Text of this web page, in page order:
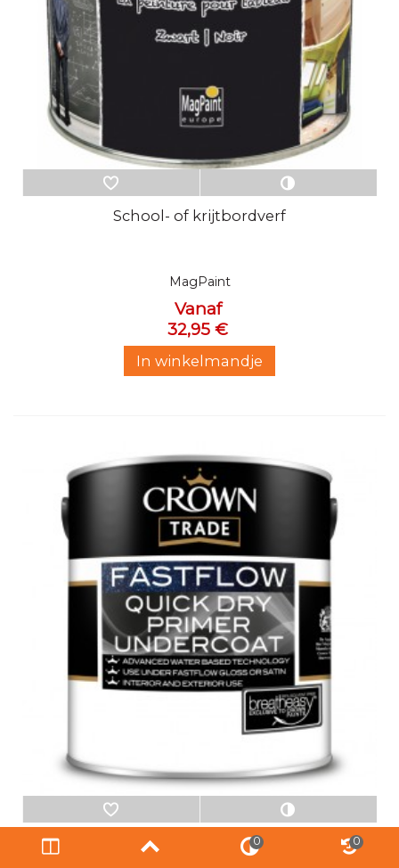
School- of krijtbordverf
MagPaint
Vanaf
32,95 €
In winkelmandje
Crown Trade Fastflow Quick Dry Primer
0 0